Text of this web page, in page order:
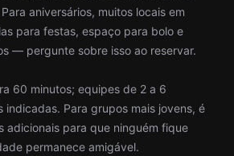
aniversários, muitos locais em
para festas, espaço para bolo e
— pergunte sobre isso ao reservar.
60 minutos; equipes de 2 a 6
indicadas. Para grupos mais jovens, é
adicionais para que ninguém fique
permanece amigável.